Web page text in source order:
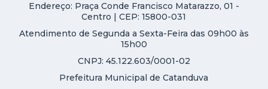
Endereço: Praça Conde Francisco Matarazzo, 01 -
Centro | CEP: 15800-031
Atendimento de Segunda a Sexta-Feira das 09h00 às
15h00
CNPJ: 45.122.603/0001-02
Prefeitura Municipal de Catanduva